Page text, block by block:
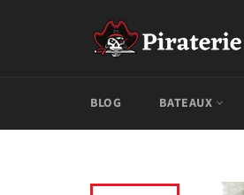
BLOG BATEAUX